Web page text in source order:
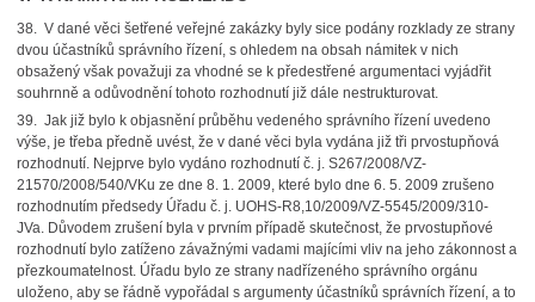
38. V dané věci šetřené veřejné zakázky byly sice podány rozklady ze strany
dvou účastníků správního řízení, s ohledem na obsah námitek v nich
obsažený však považuji za vhodné se k předestřené argumentaci vyjádřit
souhrnně a odůvodnění tohoto rozhodnutí již dále nestrukturovat.
39. Jak již bylo k objasnění průběhu vedeného správního řízení uvedeno
výše, je třeba předně uvést, že v dané věci byla vydána již tři prvostupňová
rozhodnutí. Nejprve bylo vydáno rozhodnutí č. j. S267/2008/VZ-
21570/2008/540/VKu ze dne 8. 1. 2009, které bylo dne 6. 5. 2009 zrušeno
rozhodnutím předsedy Úřadu č. j. UOHS-R8,10/2009/VZ-5545/2009/310-
JVa. Důvodem zrušení byla v prvním případě skutečnost, že prvostupňové
rozhodnutí bylo zatíženo závažnými vadami majícími vliv na jeho zákonnost a
přezkoumatelnost. Úřadu bylo ze strany nadřízeného správního orgánu
uloženo, aby se řádně vypořádal s argumenty účastníků správních řízení, a to